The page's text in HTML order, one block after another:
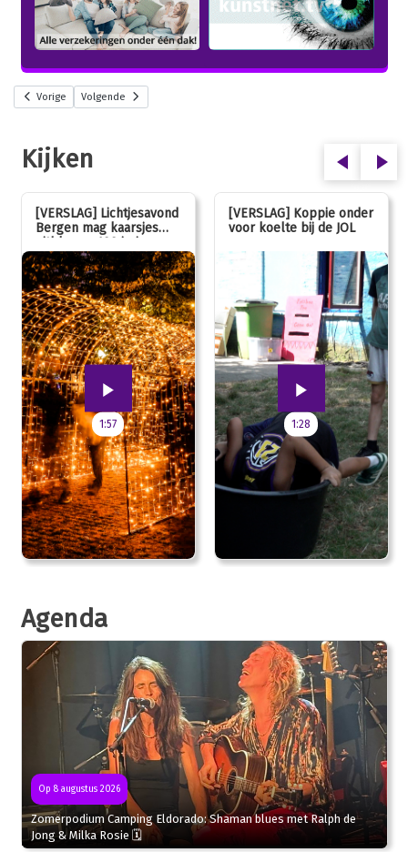
Vorige Volgende
Kijken
[VERSLAG] Lichtjesavond
Bergen mag kaarsjes
uitblazen: 100 jarig
jubileum!
1:57
[VERSLAG] Koppie onder
voor koelte bij de JOL
1:28
Agenda
Op 8 augustus 2026
Zomerpodium Camping Eldorado: Shaman blues met Ralph de
Jong & Milka Rosie 🗓